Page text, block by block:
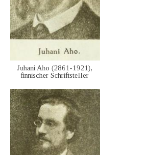
Juhani Aho (2861-1921),
finnischer Schriftsteller